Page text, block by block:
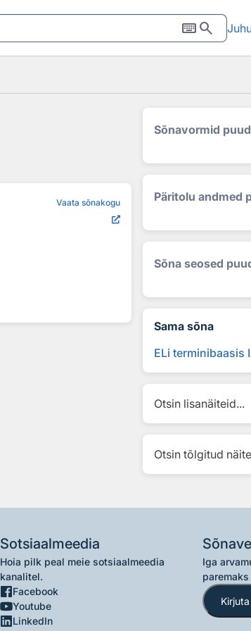
keyboardsearch
Vaata sõnakogu
Sõnavormid
Päritolu andmed
Sõna seosed
Sama sõna
ELi terminibaasis
Otsin lisanäiteid...
Otsin tõlgitud
Sotsiaalmeedia
Hoia pilk peal meie sotsiaalmeedia
kanalitel.
Facebook
Youtube
LinkedIn
Iga
paremaks